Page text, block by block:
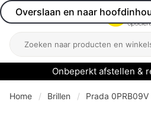
Overslaan en naar
Open menu
Zoeken
Onbeperkt afstellen &
Home Brillen Prada